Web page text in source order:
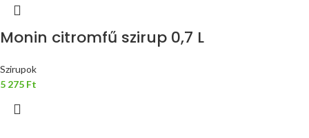
Monin citromfű szirup 0,7 L
Szirupok
5 275 Ft